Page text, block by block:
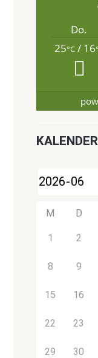
Do.
25°C/ 16
KALENDER
M D
1 2
8 9
15 16
22 23
29 30